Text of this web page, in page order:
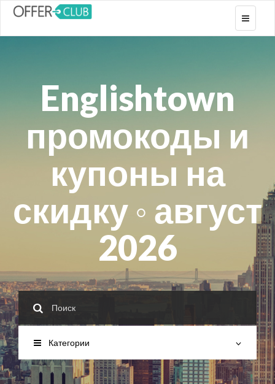
Toggle
Englishtown
промокоды и
купоны на
скидку ◦ август
2026
Категории